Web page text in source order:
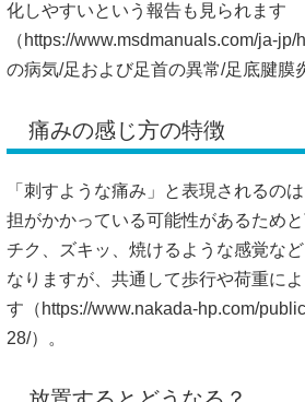
化しやすいという報告も見られます
（ https://www.msdmanuals.com/ja-jp/
の病気/足および足首の異常/足底腱膜
痛みの感じ方の特徴
「刺すような痛み」と表現されるの
担がかかっている可能性があるため
チク、ズキッ、焼けるような感覚な
なりますが、共通して歩行や荷重に
す（ https://www.nakada-hp.com/
28/）。